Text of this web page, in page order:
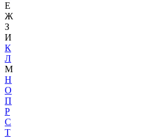
Е
Ж
З
И
К
Л
М
Н
О
П
Р
С
Т